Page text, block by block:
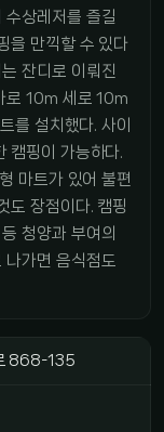
수상레저를 즐길
을 만끽할 수 있다
잔디로 이뤄진
로 10m 세로 10m
를 설치했다. 사이
캠핑이 가능하다.
마트가 있어 불편
도 장점이다. 캠핑
청양과 부여의
나가면 음식점도
868-135